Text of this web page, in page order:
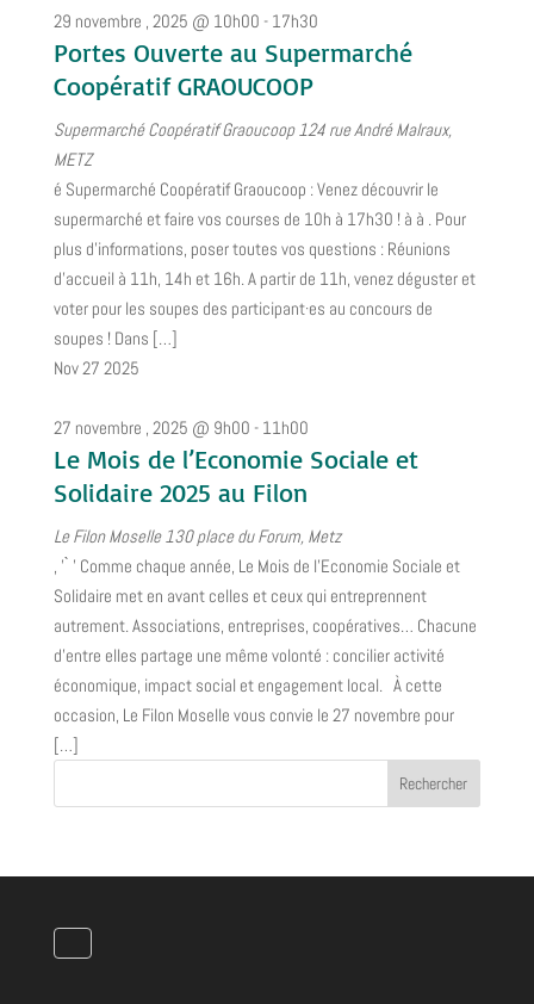
29 novembre , 2025 @ 10h00 - 17h30
Portes Ouverte au Supermarché
Coopératif GRAOUCOOP
Supermarché Coopératif Graoucoop124 rue André Malraux,
METZ
é Supermarché Coopératif Graoucoop : Venez découvrir le
supermarché et faire vos courses de 10h à 17h30 ! à à . Pour
plus d'informations, poser toutes vos questions : Réunions
d’accueil à 11h, 14h et 16h. A partir de 11h, venez déguster et
voter pour les soupes des participant·es au concours de
soupes ! Dans […]
Nov27 2025
27 novembre , 2025 @ 9h00 - 11h00
Le Mois de l’Economie Sociale et
Solidaire 2025 au Filon
Le Filon Moselle130 place du Forum, Metz
, ’ ̀ ’ Comme chaque année, Le Mois de l'Economie Sociale et
Solidaire met en avant celles et ceux qui entreprennent
autrement. Associations, entreprises, coopératives… Chacune
d’entre elles partage une même volonté : concilier activité
économique, impact social et engagement local. À cette
occasion, Le Filon Moselle vous convie le 27 novembre pour
[…]